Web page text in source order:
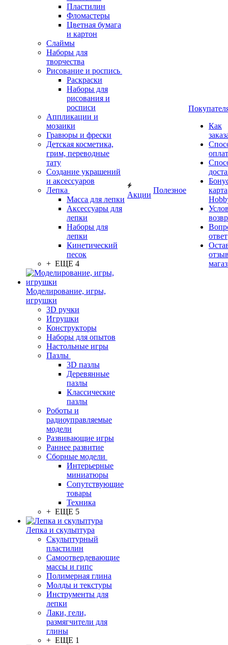
Пластилин
Фломастеры
Цветная бумага
и картон
Слаймы
Наборы для
творчества
Рисование и роспись
Раскраски
Наборы для
рисования и
росписи
Аппликации и
мозаики
Гравюры и фрески
Детская косметика,
грим, переводные
тату
Создание украшений
и аксессуаров
Лепка
Масса для лепки
Аксессуары для
лепки
Наборы для
лепки
Кинетический
песок
+ ЕЩЕ 4
Моделирование, игры,
игрушки
3D ручки
Игрушки
Конструкторы
Наборы для опытов
Настольные игры
Пазлы
3D пазлы
Деревянные
пазлы
Классические
пазлы
Роботы и
радиоуправляемые
модели
Развивающие игры
Раннее развитие
Сборные модели
Интерьерные
миниатюры
Сопутствующие
товары
Техника
+ ЕЩЕ 5
Лепка и скульптура
Скульптурный
пластилин
Самоотвердевающие
массы и гипс
Полимерная глина
Молды и текстуры
Инструменты для
лепки
Лаки, гели,
размягчители для
глины
+ ЕЩЕ 1
Акции
Полезное
Как
карта
ответ